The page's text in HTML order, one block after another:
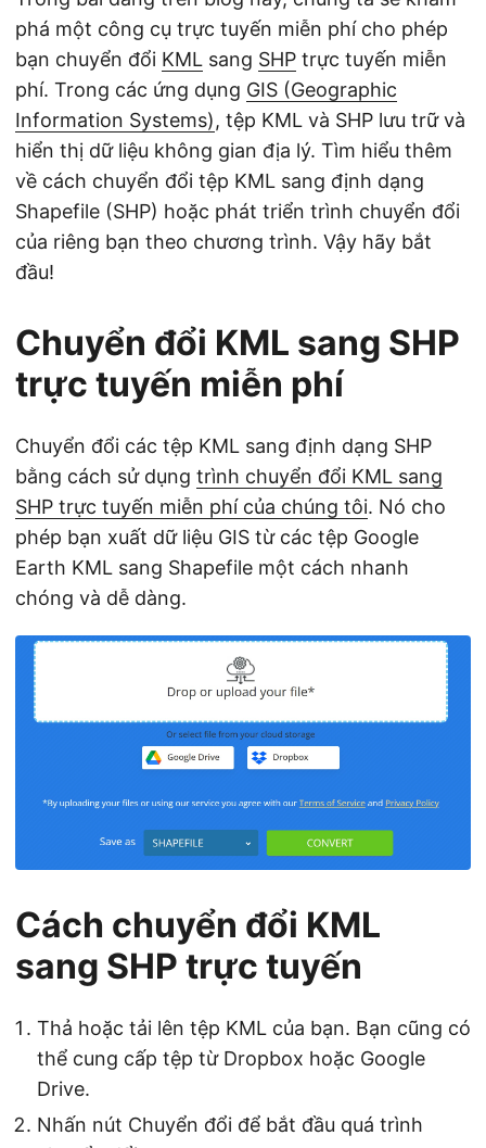
phá một công cụ trực tuyến miễn phí cho phép
bạn chuyển đổi KML sang SHP trực tuyến miễn
phí. Trong các ứng dụng GIS (Geographic
Information Systems), tệp KML và SHP lưu trữ và
hiển thị dữ liệu không gian địa lý. Tìm hiểu thêm
về cách chuyển đổi tệp KML sang định dạng
Shapefile (SHP) hoặc phát triển trình chuyển đổi
của riêng bạn theo chương trình. Vậy hãy bắt
đầu!
Chuyển đổi KML sang SHP
trực tuyến miễn phí
Chuyển đổi các tệp KML sang định dạng SHP
bằng cách sử dụng trình chuyển đổi KML sang
SHP trực tuyến miễn phí của chúng tôi. Nó cho
phép bạn xuất dữ liệu GIS từ các tệp Google
Earth KML sang Shapefile một cách nhanh
chóng và dễ dàng.
Cách chuyển đổi KML
sang SHP trực tuyến
Thả hoặc tải lên tệp KML của bạn. Bạn cũng có
thể cung cấp tệp từ Dropbox hoặc Google
Drive.
Nhấn nút Chuyển đổi để bắt đầu quá trình